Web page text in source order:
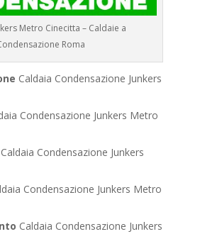
Metro Cinecitta – Caldaie a
Roma
Caldaia Condensazione Junkers
Condensazione Junkers Metro
Caldaia Condensazione Junkers
Condensazione Junkers Metro
Caldaia Condensazione Junkers